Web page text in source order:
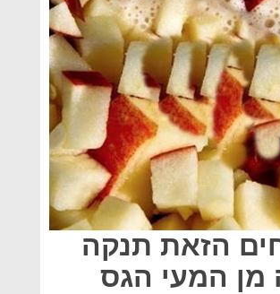
הזאת תנקה
מן המעי הגס